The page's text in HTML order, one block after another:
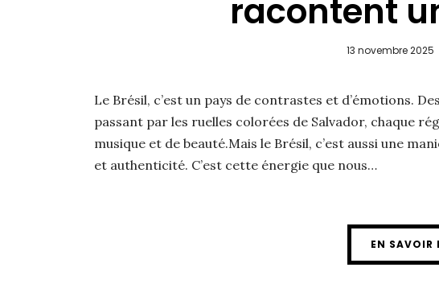
racontent
13 novembre 2025
Le Brésil, c’est un pays de contrastes et d’émotions.
passant par les ruelles colorées de Salvador, chaque
musique et de beauté.Mais le Brésil, c’est aussi une
et authenticité. C’est cette énergie que nous…
EN SAVOIR